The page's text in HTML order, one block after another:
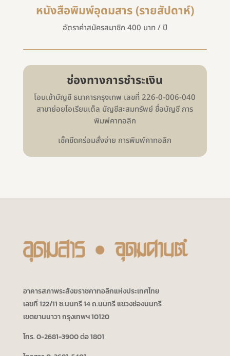
หนังสือพิมพ์อุดมสาร (รายสัปดาห์)
อัตราค่าสมัครสมาชิก 400 บาท / ปี
ช่องทางการชำระเงิน
โอนเข้าบัญชี ธนาคารกรุงเทพ เลขที่ 226-0-006-040
สาขาย่อยโอเรียนเต็ล บัญชีสะสมทรัพย์ ชื่อบัญชี การ
พิมพ์คาทอลิก
เช็คขีดคร่อมสั่งจ่าย การพิมพ์คาทอลิก
อาคารสภาพระสังฆราชคาทอลิกแห่งประเทศไทย
เลขที่ 122/11 ซ.นนทรี 14 ถ.นนทรี แขวงช่องนนทรี
เขตยานนาวา กรุงเทพฯ 10120
โทร. 0-2681-3900 ต่อ 1801